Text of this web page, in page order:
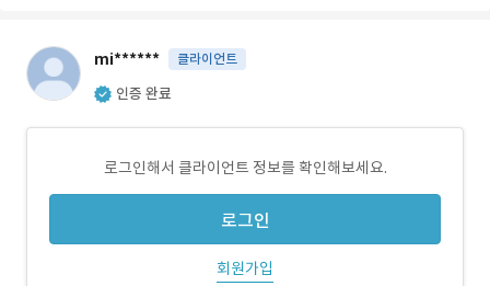
mi****** 클라이언트
인증 완료
로그인해서 클라이언트 정보를 확인해보세요.
로그인
회원가입